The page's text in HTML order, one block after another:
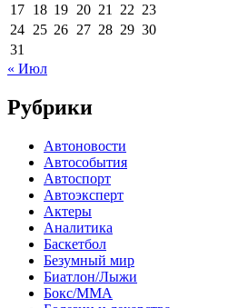
17 18 19 20 21 22 23
24 25 26 27 28 29 30
31
« Июл
Рубрики
Автоновости
Автособытия
Автоспорт
Автоэксперт
Актеры
Аналитика
Баскетбол
Безумный мир
Биатлон/Лыжи
Бокс/MMA